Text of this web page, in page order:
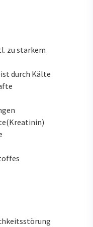
zu starkem
durch Kälte